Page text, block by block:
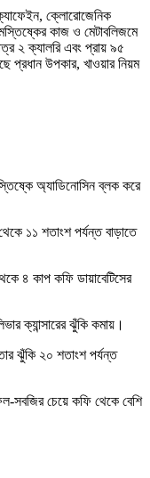
ক্লোরোজেনিক
কাজ ও মেটাবলিজমে
২ ক্যালরি এবং প্রায় ৯৫
প্রধান উপকার, খাওয়ার নিয়ম
অ্যাডিনোসিন ব্লক করে
১১ শতাংশ পর্যন্ত বাড়াতে
৪ কাপ কফি ডায়াবেটিসের
ক্যান্সারের ঝুঁকি কমায়।
ঝুঁকি ২০ শতাংশ পর্যন্ত
সবজির চেয়ে কফি থেকে বেশি